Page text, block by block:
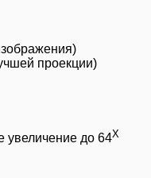
проекции)
увеличение до 64X